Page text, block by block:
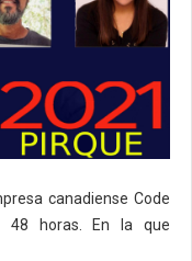
canadiense Code
48 horas. En la que